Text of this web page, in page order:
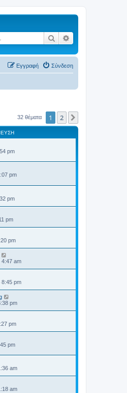
Αναζήτηση
Σύνδεση
Εγγραφή
32 θέματα 1 2
pm
pm
pm
pm
pm
4:47 am
8:45 pm
pm
pm
pm
am
am